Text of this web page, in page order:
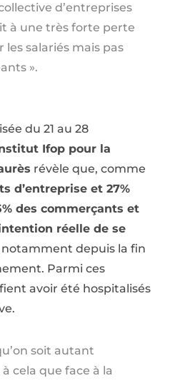
d’entreprises
à une très forte perte
les salariés mais pas
».
du 21 au 28
Ifop pour la
révèle que, comme
d’entreprise et 27%
des commerçants et
réelle de se
depuis la fin
Parmi ces
avoir été hospitalisés
soit autant
cela que face à la